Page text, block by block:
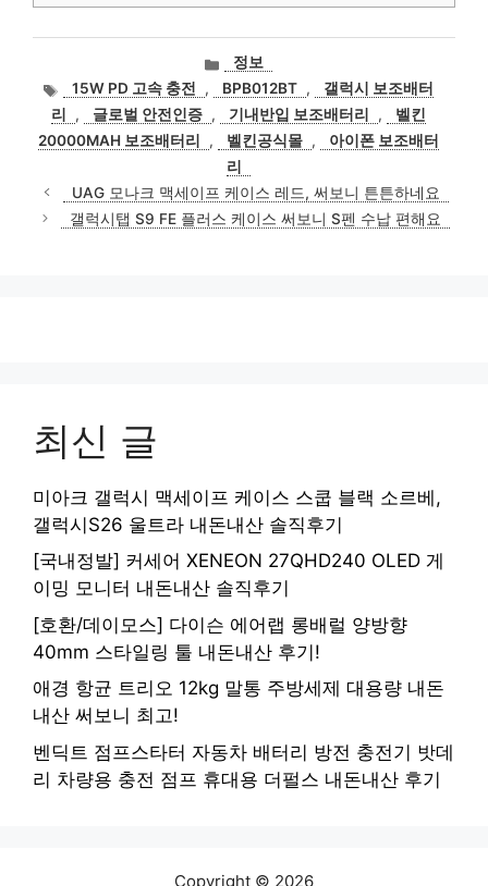
카
테
고
리
정보
태
그
15W PD 고속 충전 , BPB012BT ,
갤럭시 보조배터
리
, 글로벌 안전인증 , 기내반입 보조배터리 ,
벨킨
20000MAH 보조배터리
, 벨킨공식몰 ,
아이폰 보조배터
리
UAG 모나크 맥세이프 케이스 레드, 써보니 튼튼하네요
갤럭시탭 S9 FE 플러스 케이스 써보니 S펜 수납 편해요
최신 글
미아크 갤럭시 맥세이프 케이스 스쿱 블랙 소르베,
갤럭시S26 울트라 내돈내산 솔직후기
[국내정발] 커세어 XENEON 27QHD240 OLED 게
이밍 모니터 내돈내산 솔직후기
[호환/데이모스] 다이슨 에어랩 롱배럴 양방향
40mm 스타일링 툴 내돈내산 후기!
애경 항균 트리오 12kg 말통 주방세제 대용량 내돈
내산 써보니 최고!
벤딕트 점프스타터 자동차 배터리 방전 충전기 밧데
리 차량용 충전 점프 휴대용 더펄스 내돈내산 후기
Copyright © 2026